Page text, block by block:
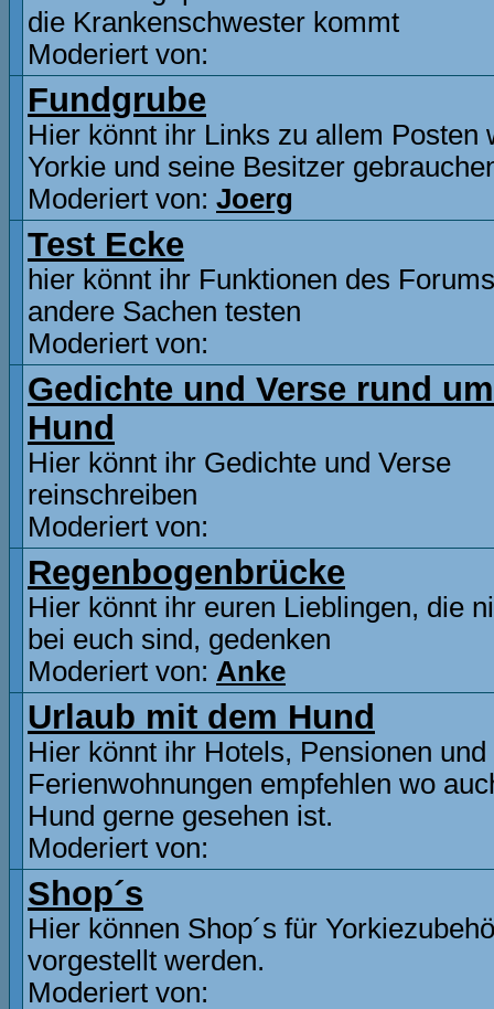
die Krankenschwester kommt
Moderiert von:
Fundgrube
Hier könnt ihr Links zu allem Posten
Yorkie und seine Besitzer
Moderiert von: Joerg
Test Ecke
hier könnt ihr Funktionen des
andere Sachen testen
Moderiert von:
Gedichte und Verse rund
Hund
Hier könnt ihr Gedichte und Verse
reinschreiben
Moderiert von:
Regenbogenbrücke
Hier könnt ihr euren Lieblingen, die
bei euch sind, gedenken
Moderiert von: Anke
Urlaub mit dem Hund
Hier könnt ihr Hotels, Pensionen und
Ferienwohnungen empfehlen wo
Hund gerne gesehen ist.
Moderiert von:
Shop´s
Hier können Shop´s für
vorgestellt werden.
Moderiert von: